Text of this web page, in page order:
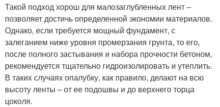
Такой подход хорош для малозаглубленных лент –
позволяет достичь определенной экономии материалов.
Однако, если требуется мощный фундамент, с
залеганием ниже уровня промерзания грунта, то его,
после полного застывания и набора прочности бетоном,
рекомендуется тщательно гидроизолировать и утеплить.
В таких случаях опалубку, как правило, делают на всю
высоту ленты – от ее подошвы и до верхнего торца
цоколя.